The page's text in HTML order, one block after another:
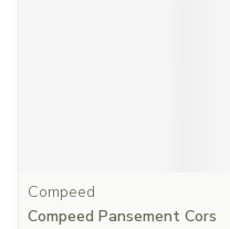
Compeed
Compeed Pansement Cors